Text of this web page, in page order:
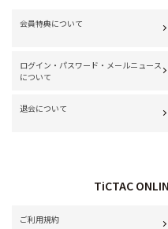
会員特典について
ログイン・パスワード・メールニュース
について
退会について
TiCTAC
ご利用規約